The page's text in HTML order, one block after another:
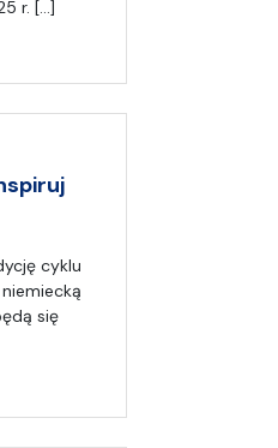
r. […]
cyklu
się